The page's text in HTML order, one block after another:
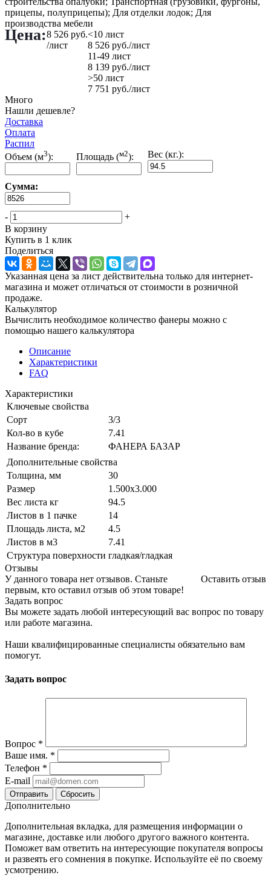
прицепы, полуприцепы); Для отделки лодок; Для
производства мебели
Цена:8 526 руб.
/лист
<10 лист
8 526 руб./лист
11-49 лист
8 139 руб./лист
>50 лист
7 751 руб./лист
Много
Нашли дешевле?
Доставка
Оплата
Распил
Объем (м3): Площадь (м2): Вес (кг.):
Сумма:
-
+
В корзину
Купить в 1 клик
Поделиться
Указанная цена за лист действительна только для интернет-
магазина и может отличаться от стоимости в розничной
продаже.
Калькулятор
Вычислить необходимое количество фанеры можно с
помощью нашего калькулятора
Описание
Характеристики
FAQ
Характеристики
Ключевые свойства
Сорт
3/3
Кол-во в кубе
7.41
Название бренда:
ФАНЕРА БАЗАР
Дополнительные свойства
Толщина, мм
30
Размер
1.500x3.000
Вес листа кг
94.5
Листов в 1 пачке
14
Площадь листа, м2
4.5
Листов в м3
7.41
Структура поверхности гладкая/гладкая
Отзывы
Оставить отзыв
У данного товара нет отзывов. Станьте
первым, кто оставил отзыв об этом товаре!
Задать вопрос
Вы можете задать любой интересующий вас вопрос по товару
или работе магазина.
Наши квалифицированные специалисты обязательно вам
помогут.
Задать вопрос
Вопрос *
Ваше имя. *
Телефон *
E-mail
Сбросить
Дополнительно
Дополнительная вкладка, для размещения информации о
магазине, доставке или любого другого важного контента.
Поможет вам ответить на интересующие покупателя вопросы
и развеять его сомнения в покупке. Используйте её по своему
усмотрению.